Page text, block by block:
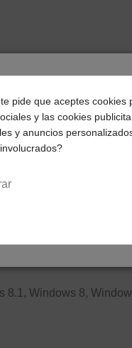
de
fotos y vídeos, y
8.1, Windows 8,
¿Dónde
Selecciona tu
pide que aceptes cookies
y las cookies
y anuncios